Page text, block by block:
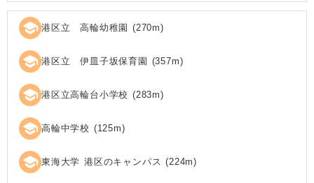
school 港区立 高輪幼稚園 (270m)
school 港区立 伊皿子坂保育園 (357m)
school 港区立高輪台小学校 (283m)
school 高輪中学校 (125m)
school 東海大学 港区のキャンパス (224m)